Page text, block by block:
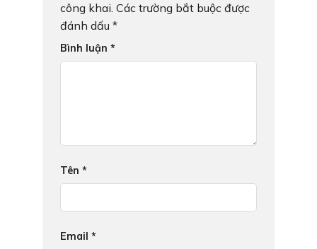
công khai. Các trường bắt buộc được
đánh dấu *
Bình luận *
Tên *
Email *